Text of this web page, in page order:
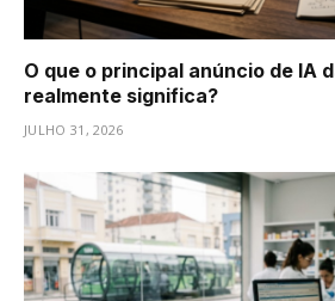
O que o principal anúncio de IA
realmente significa?
JULHO 31, 2026